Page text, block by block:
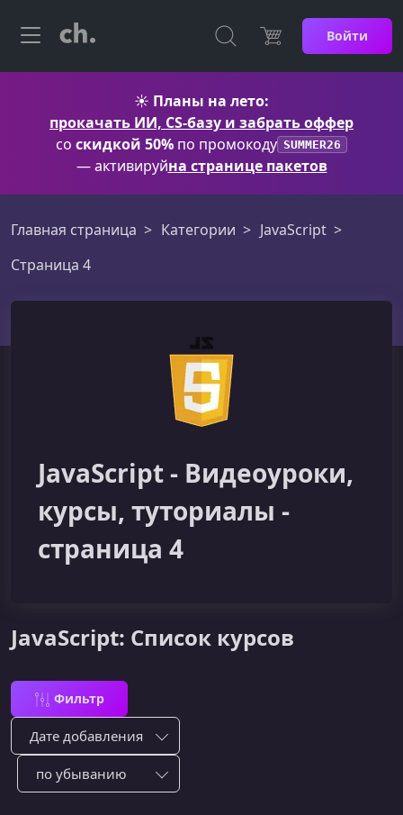
Войти
☀️ Планы на лето:
прокачать ИИ, CS-базу и забрать оффер
со скидкой 50% по промокоду SUMMER26
— активируйна странице пакетов
Главная страница Категории
JavaScript
Страница 4
JavaScript - Видеоуроки,
курсы, туториалы -
страница 4
JavaScript: Список курсов
Фильтр
Сортировка по:
Сотировать по: